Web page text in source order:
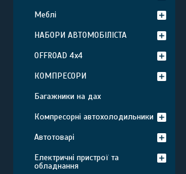
Меблі
НАБОРИ АВТОМОБІЛІСТА
OFFROAD 4х4
КОМПРЕСОРИ
Багажники на дах
Компресорні автохолодильники
Автотоварі
Електричні пристрої та
обладнання